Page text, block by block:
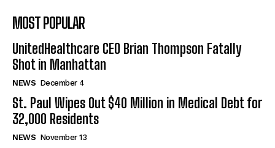
MOST POPULAR
UnitedHealthcare CEO Brian Thompson Fatally
Shot in Manhattan
NEWS December 4
St. Paul Wipes Out $40 Million in Medical Debt for
32,000 Residents
NEWS November 13